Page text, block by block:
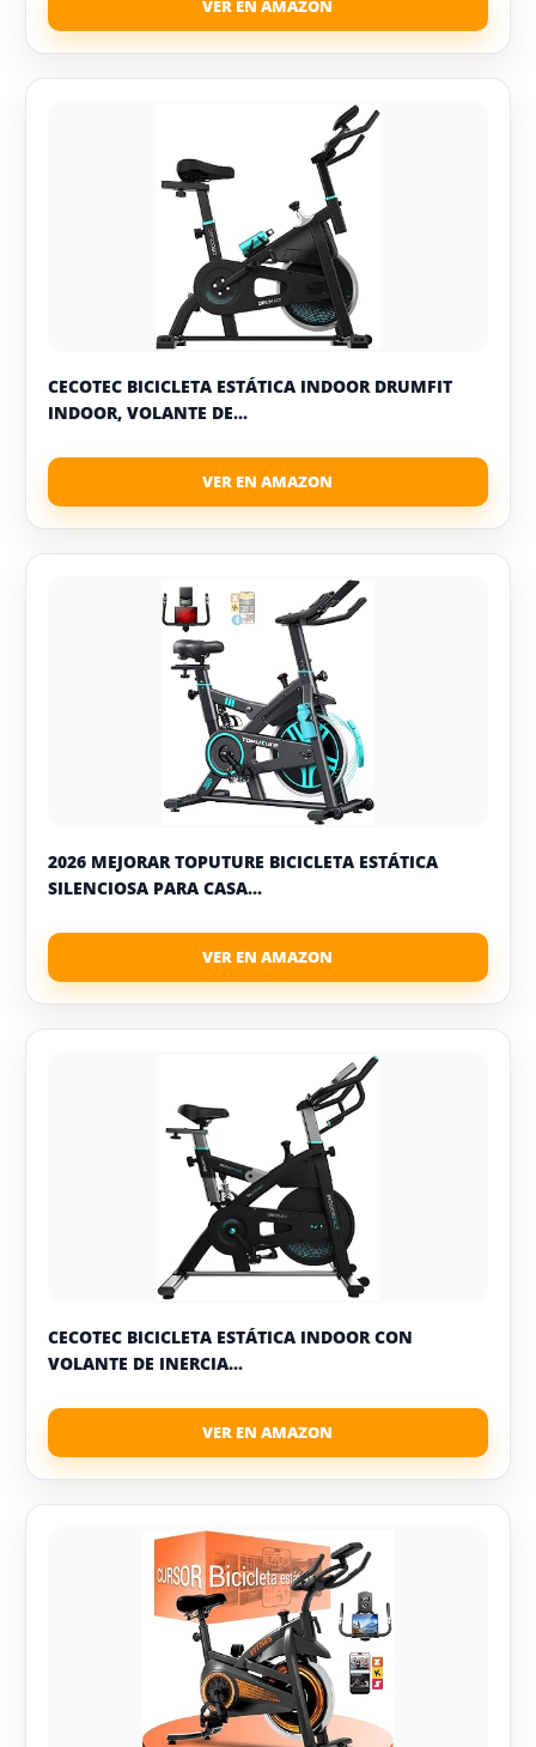
CECOTEC BICICLETA ESTÁTICA INDOOR DRUMFIT
INDOOR, VOLANTE DE...
2026 MEJORAR TOPUTURE BICICLETA ESTÁTICA
SILENCIOSA PARA CASA...
CECOTEC BICICLETA ESTÁTICA INDOOR CON
VOLANTE DE INERCIA...